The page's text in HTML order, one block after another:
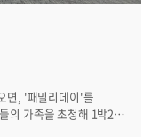
면, '패밀리데이'를
의 가족을 초청해 1박2일